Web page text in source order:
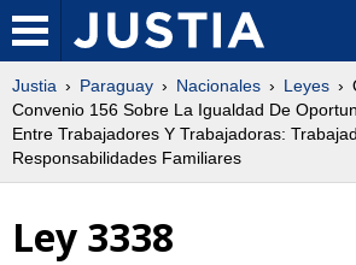
Justia Paraguay Nacionales Leyes
Convenio 156 Sobre La Igualdad De
Entre Trabajadores Y Trabajadoras:
Responsabilidades Familiares
Ley 3338